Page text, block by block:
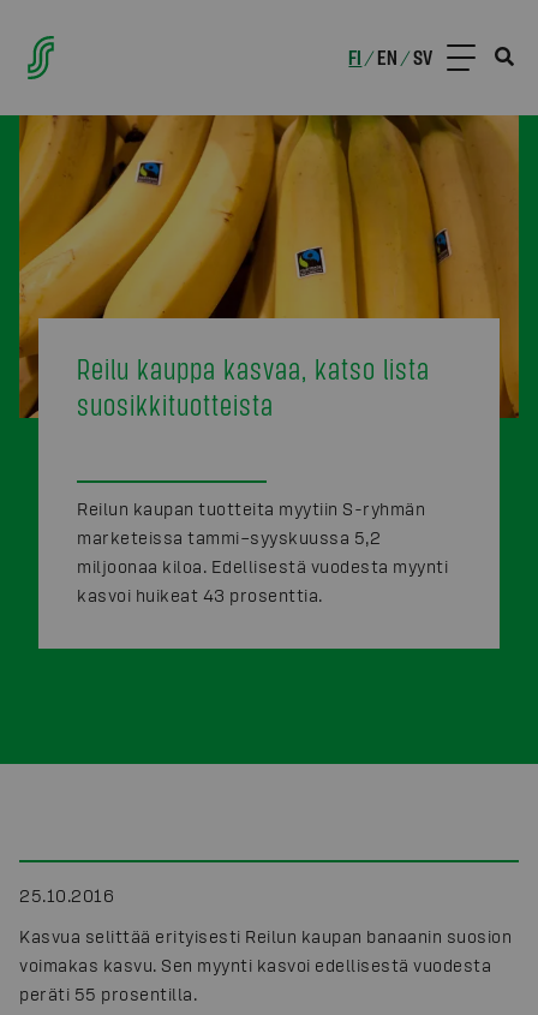
FI /EN /SV
Reilu kauppa kasvaa, katso lista
suosikkituotteista
Reilun kaupan tuotteita myytiin S-ryhmän
marketeissa tammi–syyskuussa 5,2
miljoonaa kiloa. Edellisestä vuodesta myynti
kasvoi huikeat 43 prosenttia.
25.10.2016
Kasvua selittää erityisesti Reilun kaupan banaanin suosion
voimakas kasvu. Sen myynti kasvoi edellisestä vuodesta
peräti 55 prosentilla.